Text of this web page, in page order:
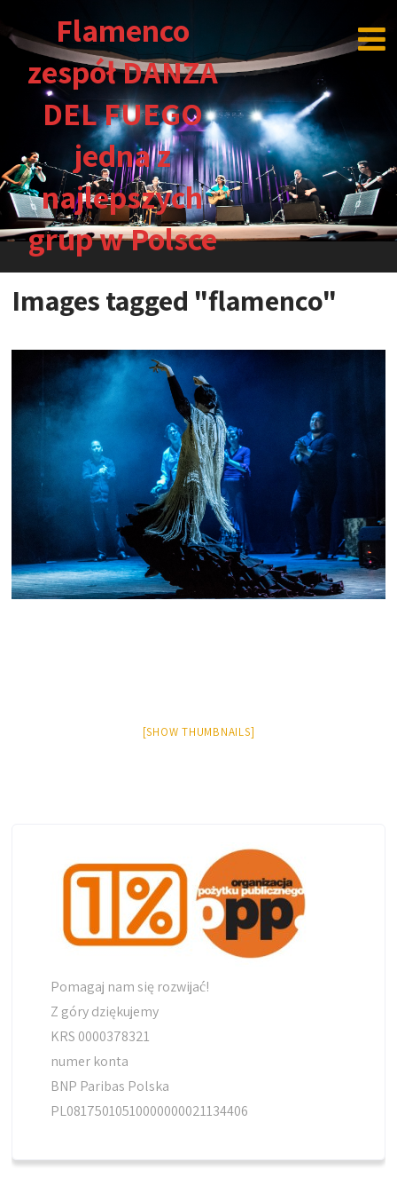
Flamenco
zespół DANZA
DEL FUEGO
jedna z
najlepszych
grup w Polsce
Images tagged "flamenco"
[SHOW THUMBNAILS]
Pomagaj nam się rozwijać!
Z góry dziękujemy
KRS 0000378321
numer konta
BNP Paribas Polska
PL08175010510000000021134406